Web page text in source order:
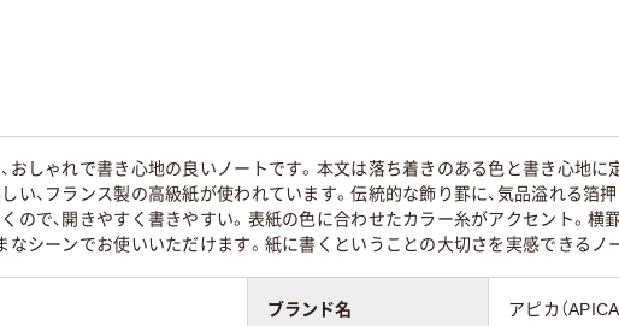
おしゃれで書き心地の良いノートです。本文は落ち着きのある色と書き心地
い、フランス製の高級紙が使われています。伝統的な飾り罫に、気品溢れる箔
ので、開きやすく書きやすい。表紙の色に合わせたカラー糸がアクセント。横
なシーンでお使いいただけます。紙に書くということの大切さを実感できるノ
ブランド名 アピカ（APICA